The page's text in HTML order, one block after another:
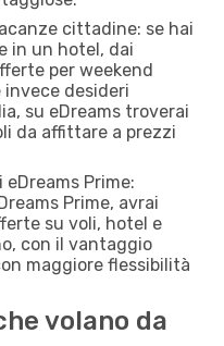
cittadine: se hai
in un hotel, dai
per weekend
invece desideri
su eDreams troverai
da affittare a prezzi
Prime:
Prime, avrai
su voli, hotel e
con il vantaggio
maggiore flessibilità
volano da